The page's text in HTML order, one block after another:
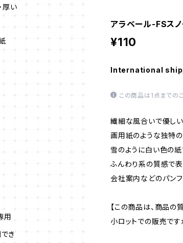
アラベール-FSス
¥110
International
この商品は1点までの
繊細な風合いで優し
画用紙のような独特
雪のように白い色の紙
ふんわり系の質感で
会社案内などのパンフ
【この商品は、商品
小ロットでの販売で
厚い
用
き